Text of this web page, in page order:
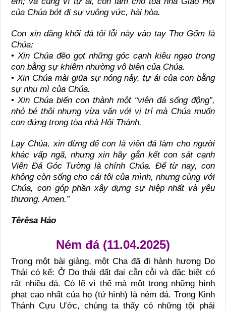
của Chúa bớt đi sự vuông vức, hài hòa.
Con xin dâng khối đá tội lỗi này vào tay Thợ Gốm là
Chúa:
•Xin Chúa đẽo gọt những góc cạnh kiêu ngạo trong
con bằng sự khiêm nhường vô biên của Chúa.
•Xin Chúa mài giũa sự nóng nảy, tự ái của con bằng
sự nhu mì của Chúa.
•Xin Chúa biến con thành một “viên đá sống động”,
nhỏ bé thôi nhưng vừa vặn với vị trí mà Chúa muốn
con đứng trong tòa nhà Hội Thánh.
Lạy Chúa, xin đừng để con là viên đá làm cho người
khác vấp ngã, nhưng xin hãy gắn kết con sát cạnh
Viên Đá Góc Tường là chính Chúa. Để từ nay, con
không còn sống cho cái tôi của mình, nhưng cùng với
Chúa, con góp phần xây dựng sự hiệp nhất và yêu
thương. Amen.”
Têrêsa Hảo
Ném đá (11.04.2025)
Trong một bài giảng, một Cha đã đi hành hương Do
Thái có kể: Ở Do thái đất đai cằn cỗi và đặc biệt có
rất nhiều đá. Có lẽ vì thế mà một trong những hình
phạt cao nhất của họ (tử hình) là ném đá. Trong Kinh
Thánh Cựu Ước, chúng ta thấy có những tội phải